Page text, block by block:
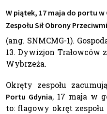
W piątek, 17 maja do portu
Zespołu Sił Obrony
(ang. SNMCMG-1).
13. Dywizjon Trałowców
Wybrzeża.
Okręty zespołu
Portu Gdynia, 17 maja w
to: flagowy okręt